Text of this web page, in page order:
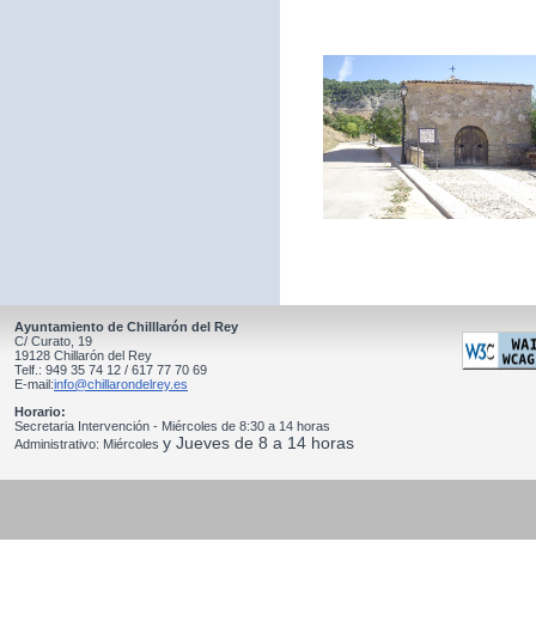
Ayuntamiento de Chilllarón del Rey
C/ Curato, 19
19128 Chillarón del Rey
Telf.: 949 35 74 12 / 617 77 70 69
E-mail:info@chillarondelrey.es
Horario:
Secretaria Intervención - Miércoles de 8:30 a 14 horas
Administrativo: Miércoles y Jueves de 8 a 14 horas